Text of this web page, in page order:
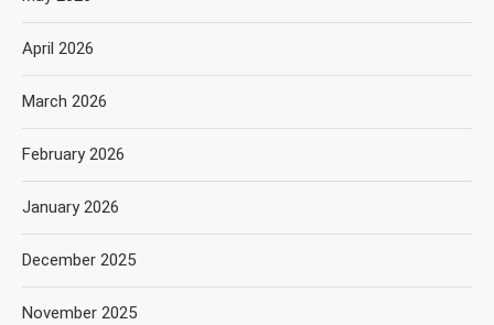
April 2026
March 2026
February 2026
January 2026
December 2025
November 2025